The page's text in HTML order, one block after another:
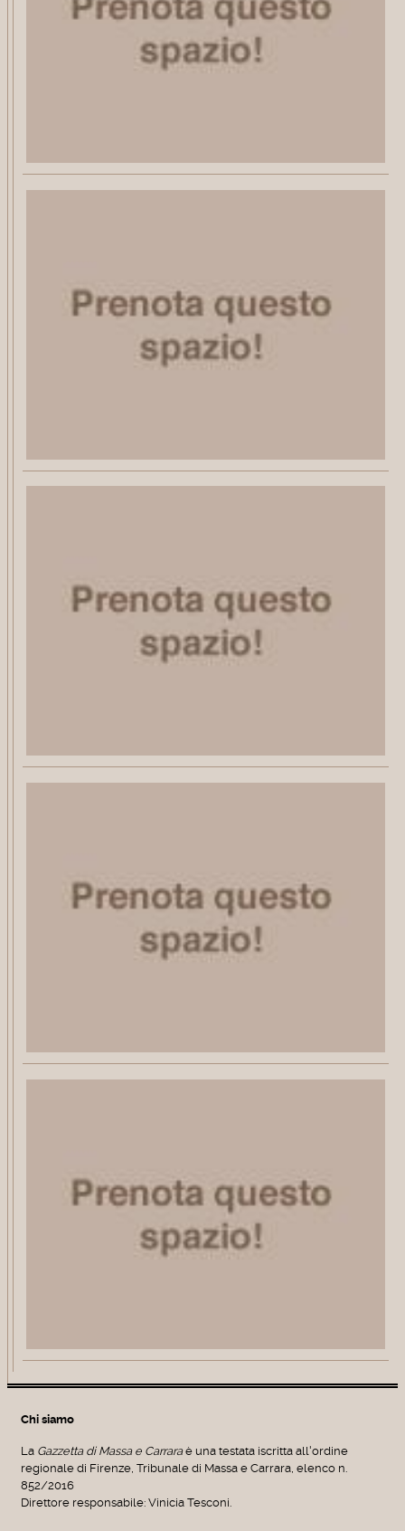
Chi siamo
La Gazzetta di Massa e Carraraè una testata iscritta all'ordine
regionale di Firenze, Tribunale di Massa e Carrara, elenco n.
852/2016
Direttore responsabile: Vinicia Tesconi.